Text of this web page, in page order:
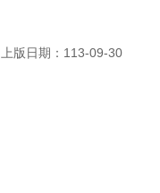
上版日期：113-09-30